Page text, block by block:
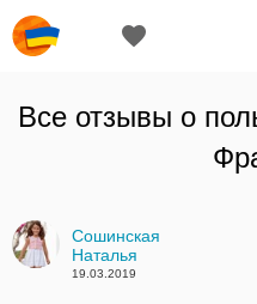
Все отзывы о
Сошинская
Наталья
19.03.2019